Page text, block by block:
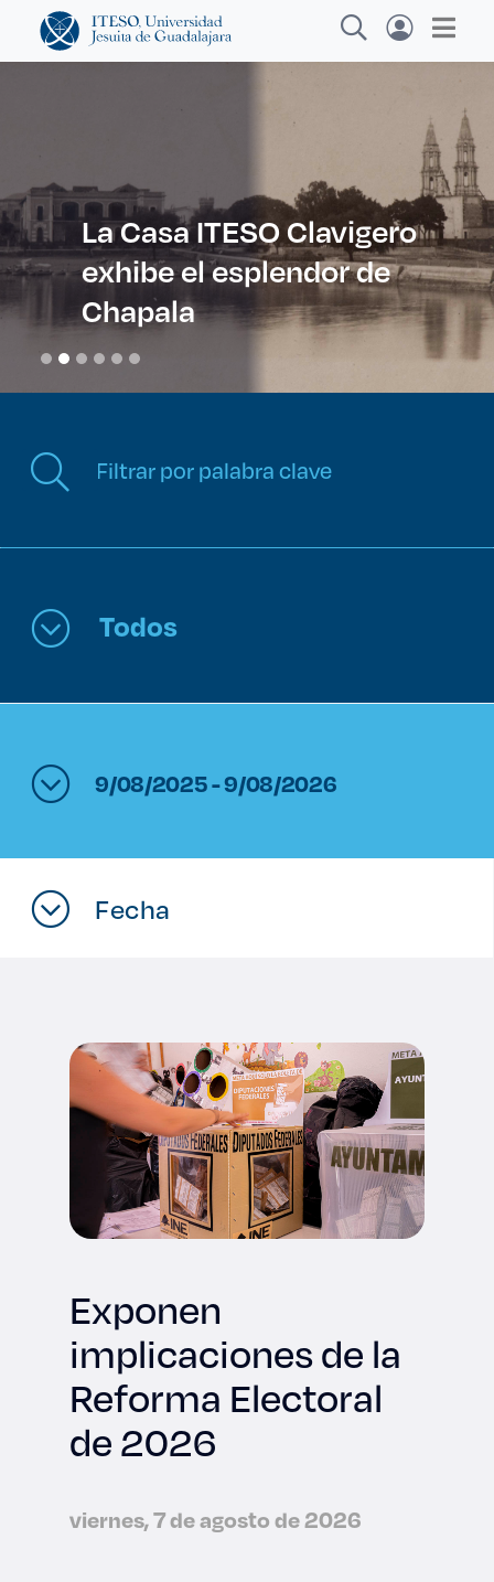
Explora sitios web, programas académicos,
actividades y noticias
Diplomados y Cursos
Enlaces de interés
Becas
Derecho
Lo más buscado
Prepa ITESO
Sustentabilidad
La Casa ITESO Clavigero
exhibe el esplendor de
Chapala
Todos
9/08/2025 - 9/08/2026
Fecha
Exponen
implicaciones de la
Reforma Electoral
de 2026
viernes, 7 de agosto de 2026